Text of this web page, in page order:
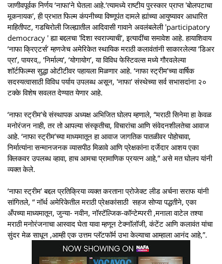
जाणीवपूर्वक निर्णय ‘नाफा’ने घेतला आहे.‘त्यामध्ये राष्टीय पुरस्कार प्राप्त 'बोलपटाचा
मूकनायक', ही प्रभात फिल्म कंपनीच्या विष्णूपंत दामले ह्यांच्या आयुष्यावर आधारित
माहितीपट, गडचिरोली जिल्ह्यातील आदिवासी गावाने अवलंबलेली 'participatory
democracy ' ह्या बद्दलचा 'दिशा स्वराज्याची', इत्यादींचा समावेश आहे. हायाशिवाय
‘नाफा क्रिएटर्स’ म्हणजेच अमेरिकेत स्थायिक मराठी कलावंतांनी साकारलेल्या ‘डिअर
प्रा’, पायरव,, ‘निर्माल्य', ‘योगायोग’, या विविध फेस्टिवल्स मध्ये गौरवलेल्या
शॉर्टफिल्म्स सुद्धा ओटीटीवर पहायला मिळणार आहे. ‘नाफा स्ट्रीम’च्या वार्षिक
सदस्यत्वासाठी विविध पर्याय उपलब्ध असून, 'नाफा' संस्थेच्या सर्व सभासदांना २०
टक्के विशेष सवलत देण्यात येणार आहे.
‘नाफा स्ट्रीम’चे संस्थापक अध्यक्ष अभिजित घोलप म्हणाले, “मराठी सिनेमा हा केवळ
मनोरंजन नाही, तर तो आपल्या संस्कृतीचा, विचारांचा आणि संवेदनशीलतेचा आवाज
आहे. ‘नाफा स्ट्रीम’च्या माध्यमातून हा आवाज जागतिक पातळीवर पोहोचावा,
निर्मात्यांना सन्मानजनक व्यासपीठ मिळावे आणि प्रेक्षकांना दर्जेदार आशय एका
क्लिकवर उपलब्ध व्हावा, हाच आमचा प्रामाणिक प्रयत्न आहे,” असे मत घोलप यांनी
व्यक्त केले.
‘नाफा स्ट्रीम’ बद्दल प्रतिक्रिया व्यक्त करताना प्रोजेक्ट लीड अर्चना सराफ यांनी
सांगितले, “ नॉर्थ अमेरिकेतील मराठी प्रेक्षकांसाठी सहज सोप्या पद्धतीने, एका
अँपच्या माध्यमातून, जुन्या- नवीन, नॉस्टॅल्जिक-कॉन्टेम्पररी ,मनाला वाटेल तश्या
मराठी मनोरंजनाचा आस्वाद घेता यावा म्हणून टेक्नॉलॉजी, कंटेंट आणि कलावंत यांचा
सुंदर मेळ साधून ,आम्ही एक उत्तम प्लॅटफॉर्म उभा केल्याचा आम्हाला आनंद आहे,”.